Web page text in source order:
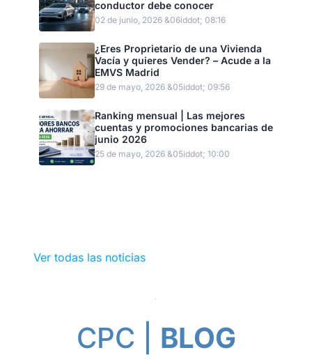
conductor debe conocer
02 de junio, 2026 &06iddot; 08:16
¿Eres Proprietario de una Vivienda
Vacía y quieres Vender? – Acude a la
EMVS Madrid
29 de mayo, 2026 &05iddot; 09:56
Ranking mensual | Las mejores
cuentas y promociones bancarias de
junio 2026
25 de mayo, 2026 &05iddot; 10:00
Ver todas las noticias
CPC | BLOG